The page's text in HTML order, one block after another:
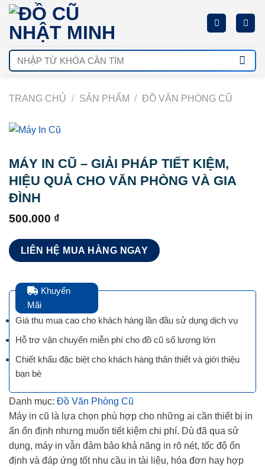
Chuyển
dung
Tìm
kiếm:
TRANG CHỦ / SẢN PHẨM / ĐỒ VĂN PHÒNG CŨ
MÁY IN CŨ – GIẢI PHÁP TIẾT KIỆM,
HIỆU QUẢ CHO VĂN PHÒNG VÀ GIA
ĐÌNH
500.000 ₫
LIÊN HỆ MUA HÀNG NGAY
Khuyến
Mãi
Giá thu mua cao cho khách hàng lần đầu sử dụng dịch vụ
Hỗ trợ vận chuyển miễn phí cho đồ cũ số lượng lớn
Chiết khấu đặc biệt cho khách hàng thân thiết và giới thiệu
bạn bè
Danh mục: Đồ Văn Phòng Cũ
Máy in cũ là lựa chọn phù hợp cho những ai cần thiết bị in
ấn ổn định nhưng muốn tiết kiệm chi phí. Dù đã qua sử
dụng, máy in vẫn đảm bảo khả năng in rõ nét, tốc độ ổn
định và đáp ứng tốt nhu cầu in tài liệu, hóa đơn hay hợp